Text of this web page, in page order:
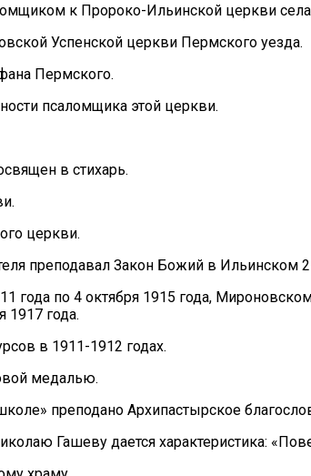
к Пророко-Ильинской церкви
Успенской церкви Пермского уезда.
Пермского.
псаломщика этой церкви.
в стихарь.
церкви.
преподавал Закон Божий в Ильинском
по 4 октября 1915 года,
1917 года.
в 1911-1912 годах.
медалью.
преподано Архипастырское
Гашеву дается характеристика: